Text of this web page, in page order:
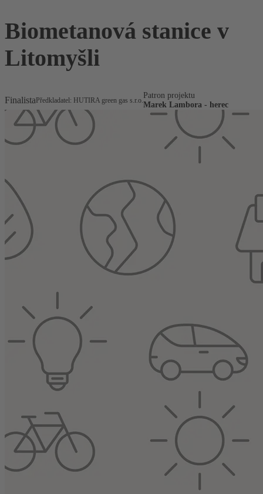
Biometanová stanice v
Litomyšli
FinalistaPředkladatel: HUTIRA green gas s.r.o.
Patron projektu
Marek Lambora - herec